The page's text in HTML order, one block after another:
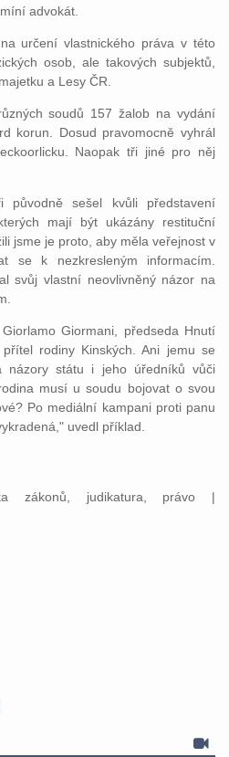
advokát.
určení vlastnického práva v této
osob, ale takových subjektů,
a Lesy ČR.
soudů 157 žalob na vydání
korun. Dosud pravomocně vyhrál
Naopak tři jiné pro něj
sešel kvůli představení
mají být ukázány restituční
jsme je proto, aby měla veřejnost v
se k nezkresleným informacím.
svůj vlastní neovlivněný názor na
Giormani, předseda Hnutí
rodiny Kinských. Ani jemu se
názory státu i jeho úředníků vůči
musí u soudu bojovat o svou
Po mediální kampani proti panu
uvedl příklad.
zákonů, judikatura, právo |